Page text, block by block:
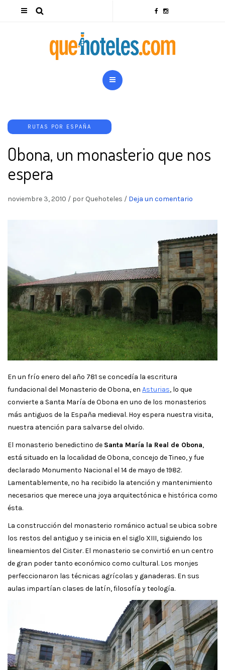
RUTAS POR ESPAÑA
Obona, un monasterio que nos
espera
noviembre 3, 2010 / por Quehoteles / Deja un comentario
En un frío enero del año 781 se concedía la escritura
fundacional del Monasterio de Obona, en Asturias, lo que
convierte a Santa María de Obona en uno de los monasterios
más antiguos de la España medieval. Hoy espera nuestra visita,
nuestra atención para salvarse del olvido.
El monasterio benedictino de Santa María la Real de Obona,
está situado en la localidad de Obona, concejo de Tineo, y fue
declarado Monumento Nacional el 14 de mayo de 1982.
Lamentablemente, no ha recibido la atención y mantenimiento
necesarios que merece una joya arquitectónica e histórica como
ésta.
La construcción del monasterio románico actual se ubica sobre
los restos del antiguo y se inicia en el siglo XIII, siguiendo los
lineamientos del Cister. El monasterio se convirtió en un centro
de gran poder tanto económico como cultural. Los monjes
perfeccionaron las técnicas agrícolas y ganaderas. En sus
aulas impartían clases de latín, filosofía y teología.